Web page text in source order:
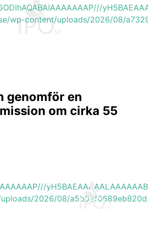
wp-content/uploads/2026/08/
genomför en
om cirka 55
2026/08/